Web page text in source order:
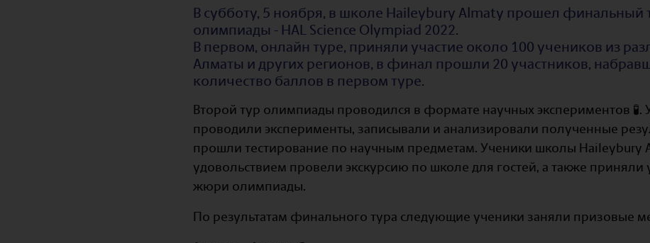
В субботу, 5 ноября, в школе Haileybury Almaty прошел финальный
олимпиады - HAL Science Olympiad 2022.
В первом, онлайн туре, приняли участие около 100 учеников из
Алматы и других регионов, в финал прошли 20 участников,
количество баллов в первом туре.
Второй тур олимпиады проводился в формате научных экспериментов 🧪.
проводили эксперименты, записывали и анализировали полученные
прошли тестирование по научным предметам. Ученики школы Haileybury
удовольствием провели экскурсию по школе для гостей, а также приняли
жюри олимпиады.
По результатам финального тура следующие ученики заняли призовые